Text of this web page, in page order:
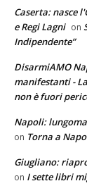
Caserta: nasce
e Regi Lagni on
Indipendente”
DisarmiAMO
manifestanti -
non è fuori
Napoli:
on Torna a
Giugliano:
on I sette libri